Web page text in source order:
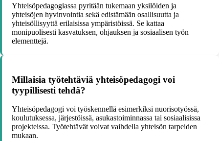
Yhteisöpedagogiassa pyritään tukemaan yksilöiden ja
yhteisöjen hyvinvointia sekä edistämään osallisuutta ja
yhteisöllisyyttä erilaisissa ympäristöissä. Se kattaa
monipuolisesti kasvatuksen, ohjauksen ja sosiaalisen työn
elementtejä.
Millaisia työtehtäviä yhteisöpedagogi voi
tyypillisesti tehdä?
Yhteisöpedagogi voi työskennellä esimerkiksi nuorisotyössä,
koulutuksessa, järjestöissä, asukastoiminnassa tai sosiaalisissa
projekteissa. Työtehtävät voivat vaihdella yhteisön tarpeiden
mukaan.